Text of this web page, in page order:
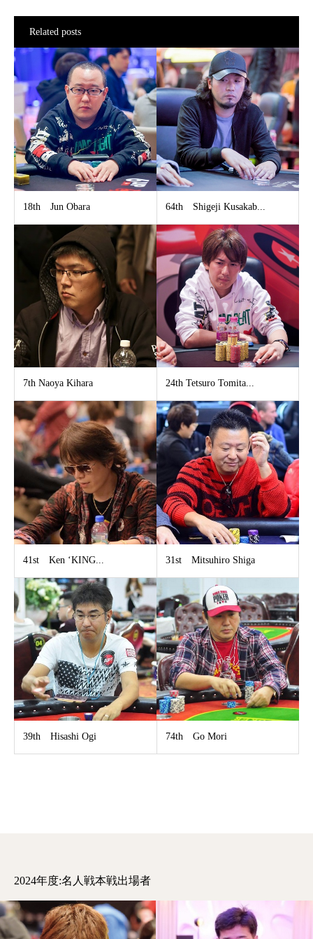
Related posts
18th Jun Obara 64th Shigeji Kusakab...
7th​ Naoya Kihara​ 24th​ Tetsuro Tomita...
41st Ken ‘KING... 31st Mitsuhiro Shiga
39th Hisashi Ogi 74th Go Mori
2024年度:名人戦本戦出場者